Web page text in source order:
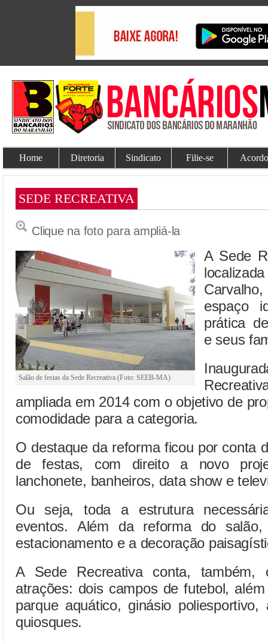
Home Diretoria Sindicato Filie-se
SEDE RECREATIVA
Clique na foto para ampliá-la
Salão de festas da Sede Recreativa (Foto: SEEB-MA)
A Sede
espaço
prática
e seus
ampliada em 2014 com o objetivo de
comodidade para a categoria.
O destaque da reforma ficou por conta
de festas, com direito a novo
lanchonete, banheiros, data show e
Ou seja, toda a estrutura
eventos. Além da reforma do
estacionamento e a decoração
A Sede Recreativa conta, também,
atrações: dois campos de futebol,
parque aquático, ginásio
quiosques.